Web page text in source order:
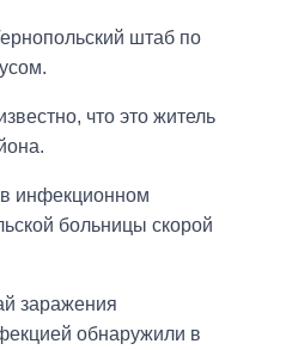
штаб по
что это житель
инфекционном
больницы скорой
заражения
обнаружили в